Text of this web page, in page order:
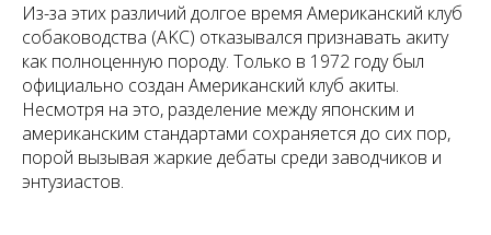
Из-за этих различий долгое время Американский клуб
собаководства (AKC) отказывался признавать акиту
как полноценную породу. Только в 1972 году был
официально создан Американский клуб акиты.
Несмотря на это, разделение между японским и
американским стандартами сохраняется до сих пор,
порой вызывая жаркие дебаты среди заводчиков и
энтузиастов.